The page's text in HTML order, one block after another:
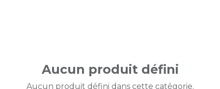
Aucun produit défini
Aucun produit défini dans cette catégorie.